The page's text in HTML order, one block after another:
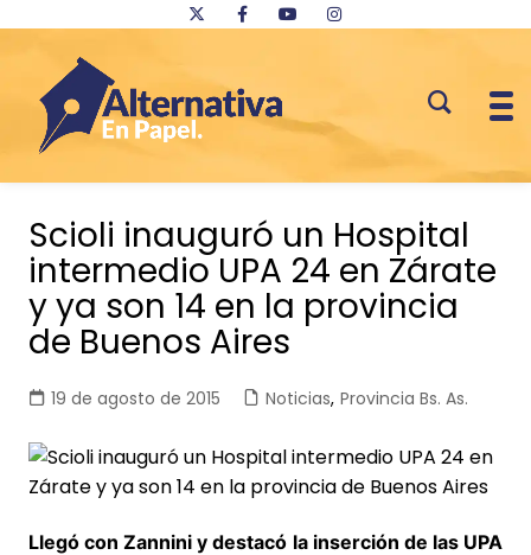
contenido
Scioli inauguró un Hospital
intermedio UPA 24 en Zárate
y ya son 14 en la provincia
de Buenos Aires
19 de agosto de 2015 Noticias, Provincia Bs. As.
Llegó con Zannini y destacó la inserción de las UPA